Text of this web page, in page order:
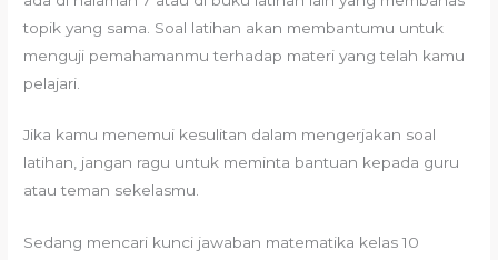
topik yang sama. Soal latihan akan membantumu untuk
menguji pemahamanmu terhadap materi yang telah kamu
pelajari.
Jika kamu menemui kesulitan dalam mengerjakan soal
latihan, jangan ragu untuk meminta bantuan kepada guru
atau teman sekelasmu.
Sedang mencari kunci jawaban matematika kelas 10